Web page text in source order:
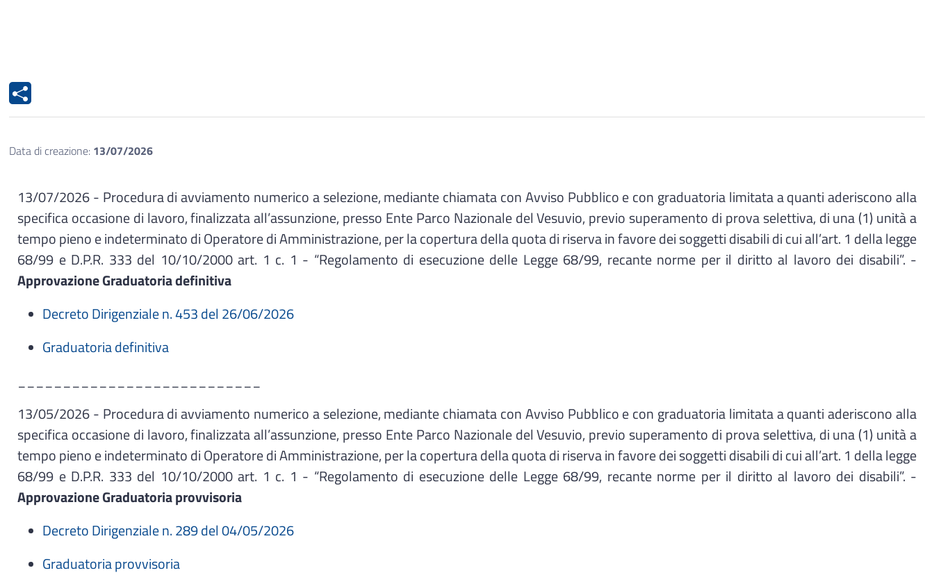
Data di creazione: 13/07/2026
13/07/2026 - Procedura di avviamento numerico a selezione, mediante chiamata con Avviso Pubblico e con graduatoria limitata a quanti aderiscono alla
specifica occasione di lavoro, finalizzata all’assunzione, presso Ente Parco Nazionale del Vesuvio, previo superamento di prova selettiva, di una (1) unità a
tempo pieno e indeterminato di Operatore di Amministrazione, per la copertura della quota di riserva in favore dei soggetti disabili di cui all’art. 1 della legge
68/99 e D.P.R. 333 del 10/10/2000 art. 1 c. 1 - “Regolamento di esecuzione delle Legge 68/99, recante norme per il diritto al lavoro dei disabili”. -
Approvazione Graduatoria definitiva
Decreto Dirigenziale n. 453 del 26/06/2026
Graduatoria definitiva
13/05/2026 - Procedura di avviamento numerico a selezione, mediante chiamata con Avviso Pubblico e con graduatoria limitata a quanti aderiscono alla
specifica occasione di lavoro, finalizzata all’assunzione, presso Ente Parco Nazionale del Vesuvio, previo superamento di prova selettiva, di una (1) unità a
tempo pieno e indeterminato di Operatore di Amministrazione, per la copertura della quota di riserva in favore dei soggetti disabili di cui all’art. 1 della legge
68/99 e D.P.R. 333 del 10/10/2000 art. 1 c. 1 - “Regolamento di esecuzione delle Legge 68/99, recante norme per il diritto al lavoro dei disabili”. -
Approvazione Graduatoria provvisoria
Decreto Dirigenziale n. 289 del 04/05/2026
Graduatoria provvisoria